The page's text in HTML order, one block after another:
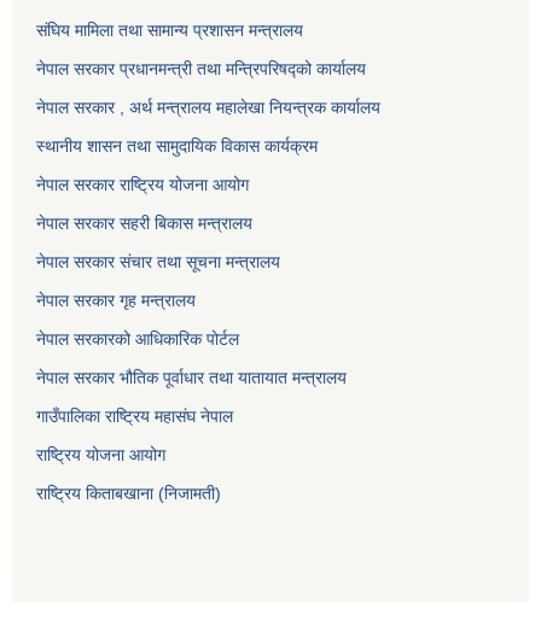
संघिय मामिला तथा सामान्य प्रशासन मन्त्रालय
नेपाल सरकार प्रधानमन्त्री तथा मन्त्रिपरिषद्को कार्यालय
नेपाल सरकार , अर्थ मन्त्रालय महालेखा नियन्त्रक कार्यालय
स्थानीय शासन तथा सामुदायिक विकास कार्यक्रम
नेपाल सरकार राष्ट्रिय योजना आयोग
नेपाल सरकार सहरी बिकास मन्त्रालय
नेपाल सरकार संचार तथा सूचना मन्त्रालय
नेपाल सरकार गृह मन्त्रालय
नेपाल सरकारको आधिकारिक पोर्टल
नेपाल सरकार भौतिक पूर्वाधार तथा यातायात मन्त्रालय
गाउँपालिका राष्ट्रिय महासंघ नेपाल
राष्ट्रिय योजना आयोग
राष्ट्रिय किताबखाना (निजामती)